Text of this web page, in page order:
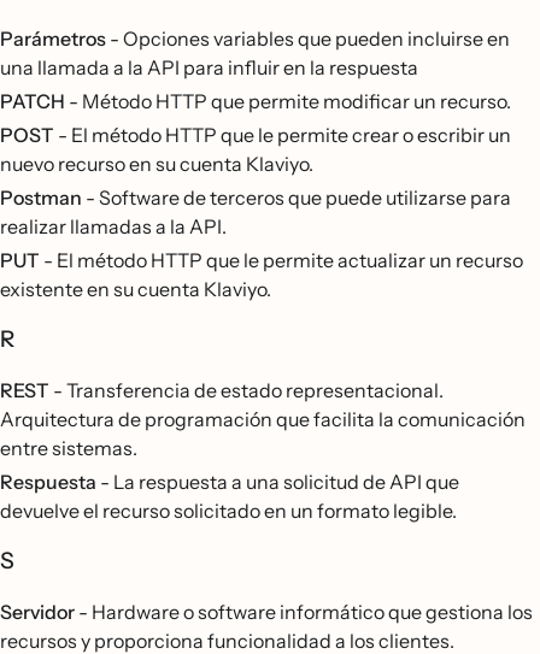
Parámetros - Opciones variables que pueden incluirse en
una llamada a la API para influir en la respuesta
PATCH - Método HTTP que permite modificar un recurso.
POST - El método HTTP que le permite crear o escribir un
nuevo recurso en su cuenta Klaviyo.
Postman - Software de terceros que puede utilizarse para
realizar llamadas a la API.
PUT - El método HTTP que le permite actualizar un recurso
existente en su cuenta Klaviyo.
R
REST - Transferencia de estado representacional.
Arquitectura de programación que facilita la comunicación
entre sistemas.
Respuesta - La respuesta a una solicitud de API que
devuelve el recurso solicitado en un formato legible.
S
Servidor - Hardware o software informático que gestiona los
recursos y proporciona funcionalidad a los clientes.